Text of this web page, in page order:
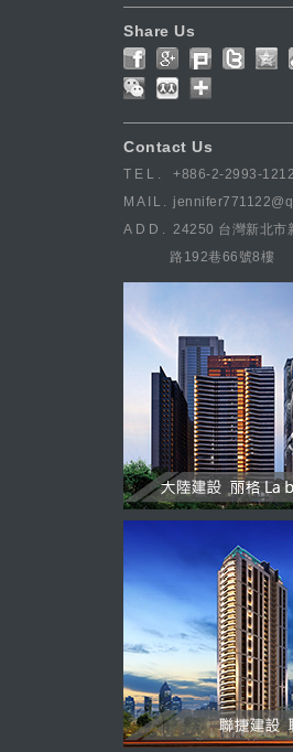
Share Us
Contact Us
TEL.
+886-2-2993-1212
MAIL.
ADD. 24250 台灣新北市
路192巷66號8樓